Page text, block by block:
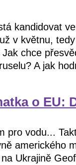
kandidovat
v květnu,
chce
A jak
o EU:
pro vodu...
amerického
Ukrajině